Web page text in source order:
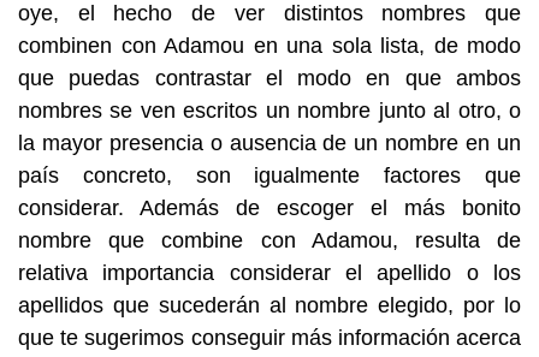
oye, el hecho de ver distintos nombres que
combinen con Adamou en una sola lista, de modo
que puedas contrastar el modo en que ambos
nombres se ven escritos un nombre junto al otro, o
la mayor presencia o ausencia de un nombre en un
país concreto, son igualmente factores que
considerar. Además de escoger el más bonito
nombre que combine con Adamou, resulta de
relativa importancia considerar el apellido o los
apellidos que sucederán al nombre elegido, por lo
que te sugerimos conseguir más información acerca